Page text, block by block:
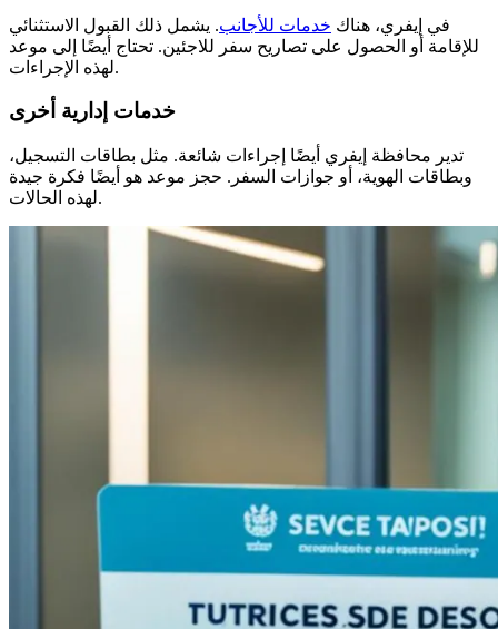
في إيفري، هناك خدمات للأجانب. يشمل ذلك القبول الاستثنائي
للإقامة أو الحصول على تصاريح سفر للاجئين. تحتاج أيضًا إلى موعد
لهذه الإجراءات.
خدمات إدارية أخرى
تدير محافظة إيفري أيضًا إجراءات شائعة. مثل بطاقات التسجيل،
وبطاقات الهوية، أو جوازات السفر. حجز موعد هو أيضًا فكرة جيدة
لهذه الحالات.